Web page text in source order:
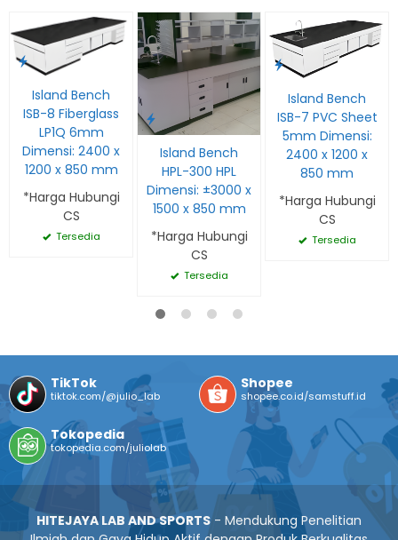
Island Bench
ISB-8 Fiberglass
LP1Q 6mm
Dimensi: 2400 x
1200 x 850 mm
*Harga Hubungi
CS
Tersedia
Island Bench
HPL-300 HPL
Dimensi: ±3000 x
1500 x 850 mm
*Harga Hubungi
CS
Tersedia
Island Bench
ISB-7 PVC Sheet
5mm Dimensi:
2400 x 1200 x
850 mm
*Harga Hubungi
CS
Tersedia
TikTok
tiktok.com/@julio_lab
Shopee
shopee.co.id/samstuff.id
Tokopedia
tokopedia.com/juliolab
HITEJAYA LAB AND SPORTS- Mendukung Penelitian